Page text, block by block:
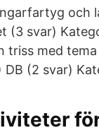
och
(3 svar)
triss med
(2 svar)